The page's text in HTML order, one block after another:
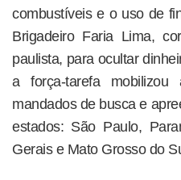
combustíveis e o uso de
Brigadeiro Faria Lima,
paulista, para ocultar
a força-tarefa
mandados de busca e
estados: São Paulo,
Gerais e Mato Grosso do